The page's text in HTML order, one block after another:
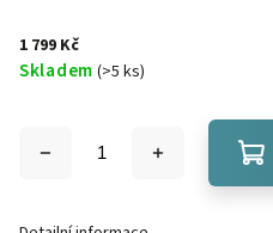
1 799 Kč
Skladem (>5 ks)